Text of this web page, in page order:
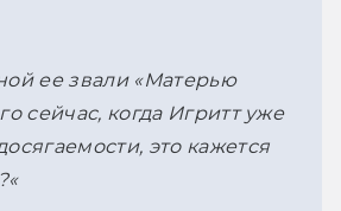
ее звали «Матерью
сейчас, когда Игритт уже
это кажется
«